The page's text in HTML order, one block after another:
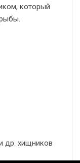
который
др. хищников